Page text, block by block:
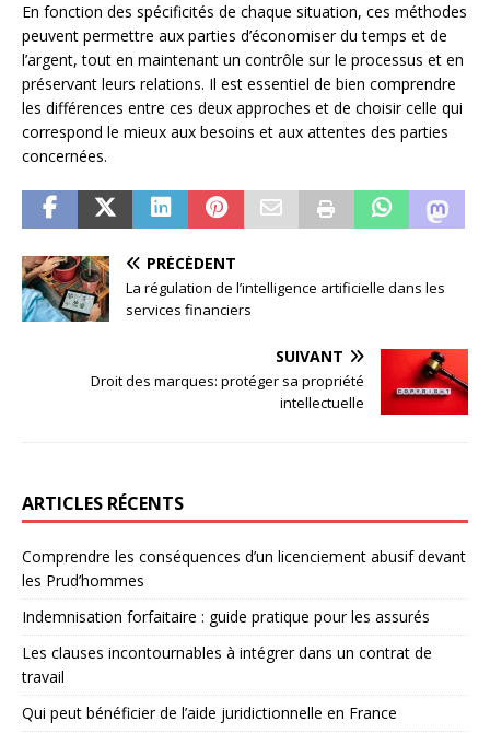
En fonction des spécificités de chaque situation, ces méthodes
peuvent permettre aux parties d’économiser du temps et de
l’argent, tout en maintenant un contrôle sur le processus et en
préservant leurs relations. Il est essentiel de bien comprendre
les différences entre ces deux approches et de choisir celle qui
correspond le mieux aux besoins et aux attentes des parties
concernées.
PRÉCÉDENT
La régulation de l’intelligence artificielle dans les
services financiers
SUIVANT
Droit des marques: protéger sa propriété
intellectuelle
ARTICLES RÉCENTS
Comprendre les conséquences d’un licenciement abusif devant
les Prud’hommes
Indemnisation forfaitaire : guide pratique pour les assurés
Les clauses incontournables à intégrer dans un contrat de
travail
Qui peut bénéficier de l’aide juridictionnelle en France